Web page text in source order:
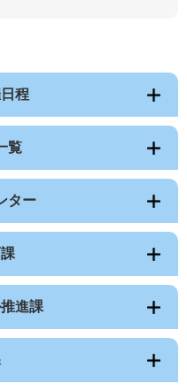
程
覧
ター
進課